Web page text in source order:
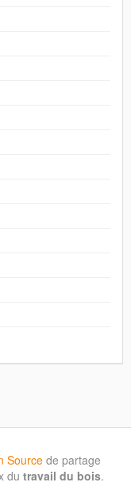
Sourcede partage
du travail du bois.